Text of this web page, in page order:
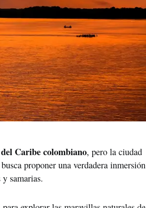
Caribe colombiano, pero la ciudad
proponer una verdadera inmersión
samarias.